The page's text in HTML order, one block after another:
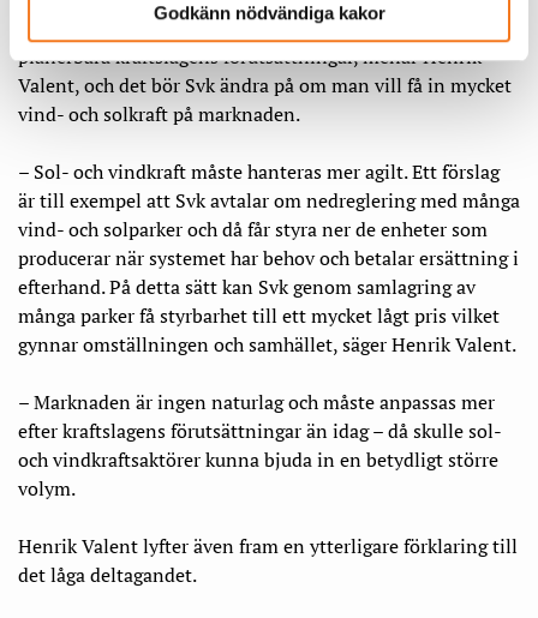
Godkänn nödvändiga kakor
Stödtjänstmarknaderna är konstruerade efter de
planerbara kraftslagens förutsättningar, menar Henrik
Valent, och det bör Svk ändra på om man vill få in mycket
vind- och solkraft på marknaden.
– Sol- och vindkraft måste hanteras mer agilt. Ett förslag
är till exempel att Svk avtalar om nedreglering med många
vind- och solparker och då får styra ner de enheter som
producerar när systemet har behov och betalar ersättning i
efterhand. På detta sätt kan Svk genom samlagring av
många parker få styrbarhet till ett mycket lågt pris vilket
gynnar omställningen och samhället, säger Henrik Valent.
– Marknaden är ingen naturlag och måste anpassas mer
efter kraftslagens förutsättningar än idag – då skulle sol-
och vindkraftsaktörer kunna bjuda in en betydligt större
volym.
Henrik Valent lyfter även fram en ytterligare förklaring till
det låga deltagandet.